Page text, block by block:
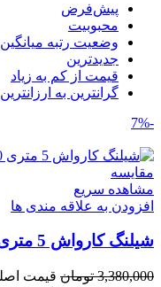
پیش‌فرض
محبوبیت
وضعیت رتبه میانگین
جدیدترین
قیمت از کم به زیاد
گرانترین به ارزانترین
-7%
مقایسه
مشاهده سریع
افزودن به علاقه مندی ها
شیلنگ کارواش 5 متری 200 بار آروا کد 1108
3,380,000 تومان